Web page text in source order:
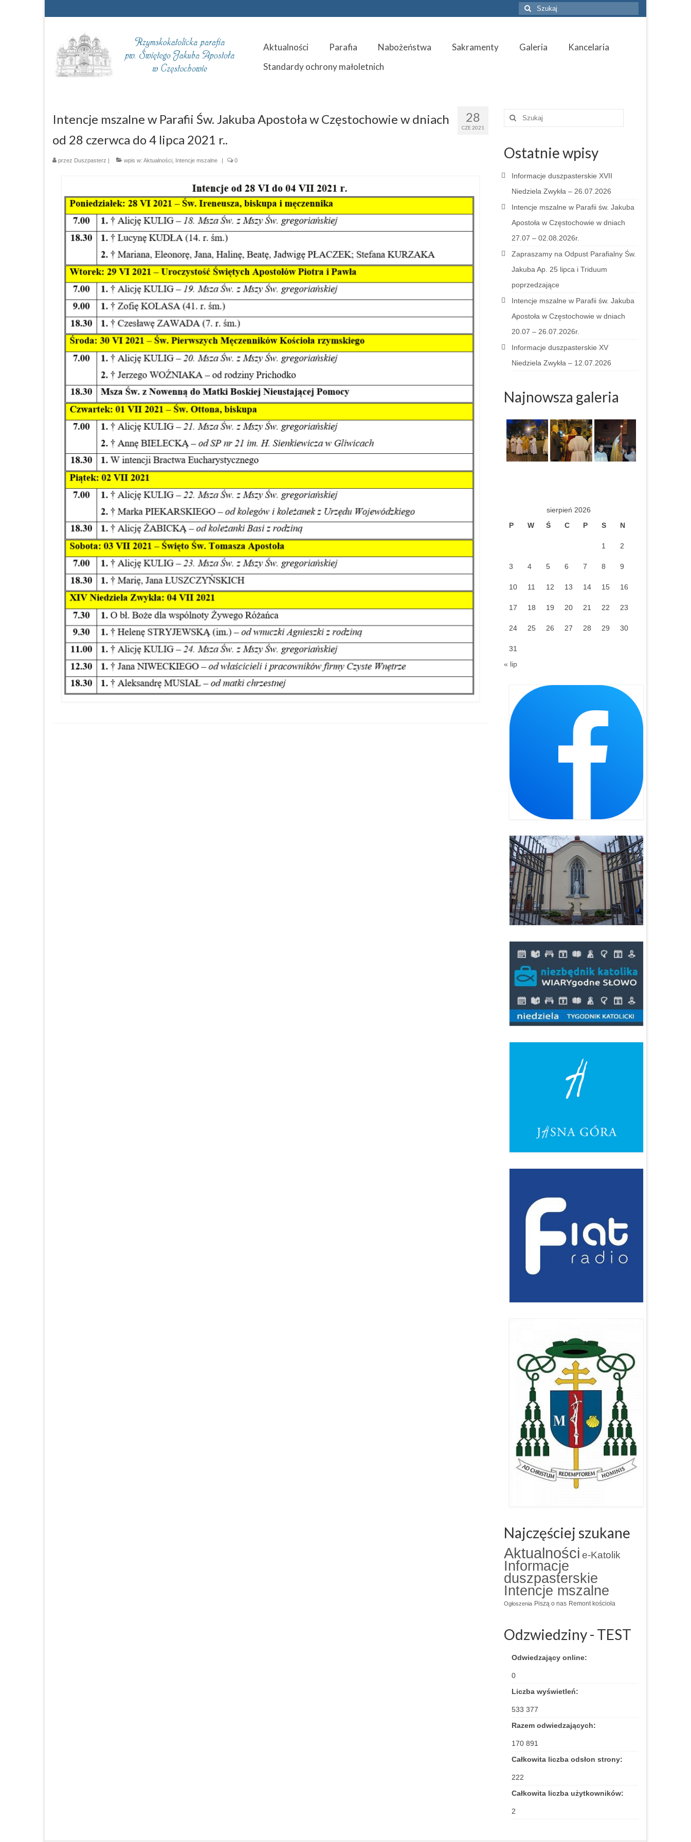
Szuklaj
w:
Aktualności Parafia Nabożeństwa Sakramenty Galeria
Kancelaria
Standardy ochrony małoletnich
28
CZE 2021
Intencje mszalne w Parafii Św. Jakuba Apostoła w Częstochowie w dniach
od 28 czerwca do 4 lipca 2021 r..
przez Duszpasterz wpis w: Aktualności Intencje mszalne 0
Szuklaj
Ostatnie wpisy
Informacje duszpasterskie XVII
Niedziela Zwykła – 26.07.2026
Intencje mszalne w Parafii św. Jakuba
Apostoła w Częstochowie w dniach
27.07 – 02.08.2026r.
Zapraszamy na Odpust Parafialny Św.
Jakuba Ap. 25 lipca i Triduum
poprzedzające
Intencje mszalne w Parafii św. Jakuba
Apostoła w Częstochowie w dniach
20.07 – 26.07.2026r.
Informacje duszpasterskie XV
Niedziela Zwykła – 12.07.2026
Najnowsza galeria
sierpień 2026
P
W Ś C P S N
1 2
3 4 5 6 7 8 9
10 11 12 13 14 15 16
17 18 19 20 21 22 23
24 25 26 27 28 29 30
31
« lip
Najczęściej szukane
Aktualności e-Katolik
Informacje
duszpasterskie
Intencje mszalne
Ogłoszenia Piszą o nas Remont kościoła
Odzwiedziny - TEST
Odwiedzający online:
0
Liczba wyświetleń:
533 377
Razem odwiedzających:
170 891
Całkowita liczba odsłon strony:
222
Całkowita liczba użytkowników:
2